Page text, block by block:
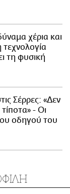
χέρια και
τη φυσική
Σέρρες: «Δεν
- Οι
οδηγού του